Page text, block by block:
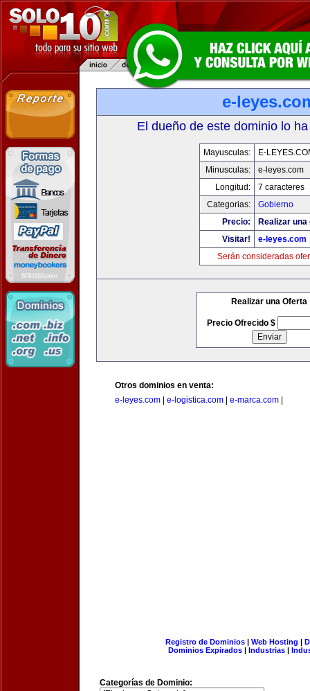
e-
El dueño de este dominio lo
Mayusculas:
E-
Minusculas:
e-leyes.com
Longitud:
7 caracteres
Categorias:
Gobierno
Precio:
Realizar
Visitar!
e-leyes.com
Serán consideradas
Realizar una Oferta
Precio Ofrecido $
Otros dominios en venta:
e-leyes.com
e-logistica.com e-marca.com
Registro de Dominios| Web Hosting |
Dominios Expirados | Industrias |
Categorías de Dominio: